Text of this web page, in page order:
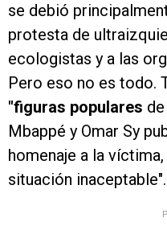
se debió
protesta de
ecologistas y a las
Pero eso no es todo.
"figuras populares
Mbappé y Omar Sy
homenaje a la
situación inaceptable".